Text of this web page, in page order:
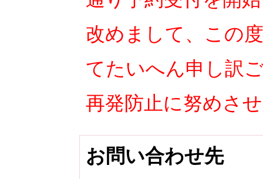
改めまして、この
てたいへん申し訳
再発防止に努めさ
お問い合わせ先